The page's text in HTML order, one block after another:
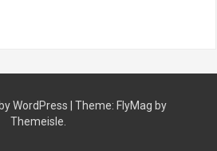
WordPress Theme: FlyMag by
Themeisle.